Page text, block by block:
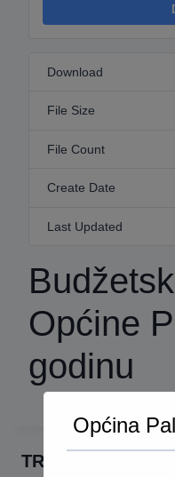
Download
File Size
File Count
Create Date
Last Updated
Općine
godinu
TRAŽI
Općina